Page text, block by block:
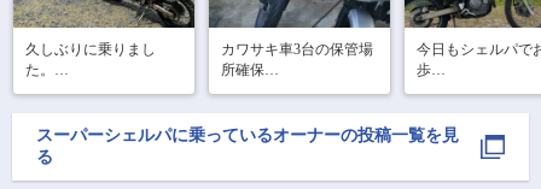
久しぶりに乗りまし
た。
林道楽しいですね！
もっと上手く走らせた
い。
#スーパーシェルパ
カワサキ車3台の保管場
所確保
高圧洗浄機で壁と床も
お掃除
今日もシェルパで
歩
見晴らしイイね
標高1283m
もっと晴れてたら
なんだろうな
スーパーシェルパに乗っているオーナーの投稿一覧を見
る